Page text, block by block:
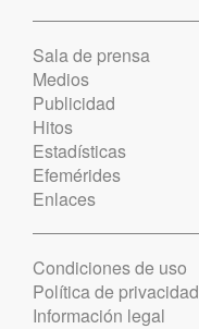
Sala de prensa
Medios
Publicidad
Hitos
Estadísticas
Efemérides
Enlaces
Condiciones de uso
Política de privacidad
Información legal